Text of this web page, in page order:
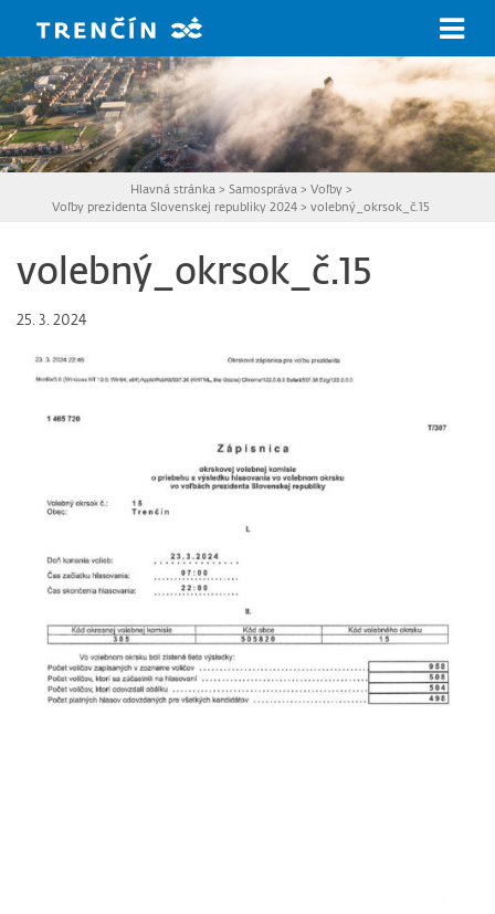
Hlavná stránka > Samospráva > Voľby>
Voľby prezidenta Slovenskej republiky 2024 >volebný_okrsok_č.15
volebný_okrsok_č.15
25. 3. 2024